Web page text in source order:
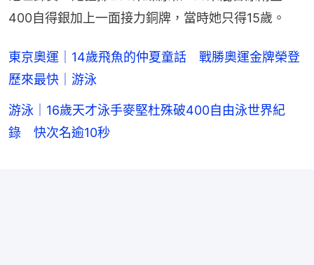
400自得銀加上一面接力銅牌，當時她只得15歲。
東京奧運｜14歲飛魚的仲夏童話 戰勝奧運金牌榮登
歷來最快｜游泳
游泳｜16歲天才泳手麥堅杜殊破400自由泳世界紀
錄 快次名逾10秒